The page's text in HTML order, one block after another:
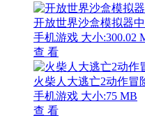
开放世界沙盒模拟器
手机游戏 大小:300.02
查 看
火柴人大逃亡2动作冒
手机游戏 大小:75 MB
查 看